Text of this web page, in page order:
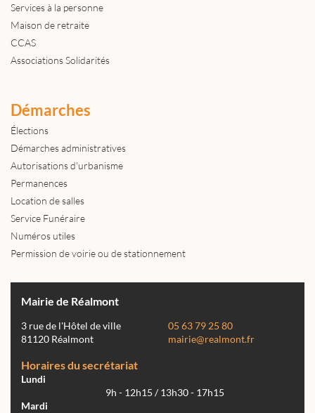
Services à la personne
Maison de retraite
CCAS
Associations Solidarités
Démarches
Élections
Démarches administratives
Autorisations d'urbanisme
Permanences
Location de salles
Service Funéraire
Numéros utiles
Permission de voirie ou de stationnement
Mairie de Réalmont
3 rue de l'Hôtel de ville
81120 Réalmont
05 63 79 25 80
mairie@realmont.fr
Horaires du secrétariat
Lundi
9h - 12h15 / 13h30 - 17h15
Mardi